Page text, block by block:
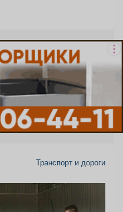
Транспорт и дороги